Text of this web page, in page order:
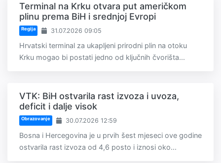
Terminal na Krku otvara put američkom
plinu prema BiH i srednjoj Evropi
Regija 31.07.2026 09:05
Hrvatski terminal za ukapljeni prirodni plin na otoku
Krku mogao bi postati jedno od ključnih čvorišta...
VTK: BiH ostvarila rast izvoza i uvoza,
deficit i dalje visok
Obrazovanje 30.07.2026 12:59
Bosna i Hercegovina je u prvih šest mjeseci ove godine
ostvarila rast izvoza od 4,6 posto i iznosi oko...